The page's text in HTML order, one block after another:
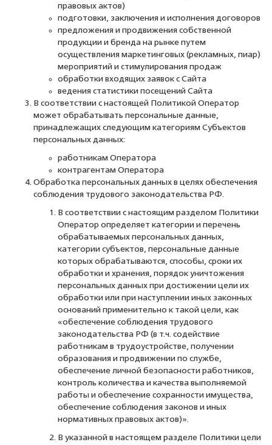
правовых актов)
подготовки, заключения и исполнения договоров
предложения и продвижения собственной
продукции и бренда на рынке путем
осуществления маркетинговых (рекламных, пиар)
мероприятий и стимулирования продаж
обработки входящих заявок с Сайта
ведения статистики посещений Сайта
В соответствии с настоящей Политикой Оператор
может обрабатывать персональные данные,
принадлежащих следующим категориям Субъектов
персональных данных:
работникам Оператора
контрагентам Оператора
Обработка персональных данных в целях обеспечения
соблюдения трудового законодательства РФ.
В соответствии с настоящим разделом Политики
Оператор определяет категории и перечень
обрабатываемых персональных данных,
категории субъектов, персональные данные
которых обрабатываются, способы, сроки их
обработки и хранения, порядок уничтожения
персональных данных при достижении цели их
обработки или при наступлении иных законных
оснований применительно к такой цели, как
«обеспечение соблюдения трудового
законодательства РФ (в т.ч. содействие
работникам в трудоустройстве, получении
образования и продвижении по службе,
обеспечение личной безопасности работников,
контроль количества и качества выполняемой
работы и обеспечение сохранности имущества,
обеспечение соблюдения законов и иных
нормативных правовых актов)».
В указанной в настоящем разделе Политики цели